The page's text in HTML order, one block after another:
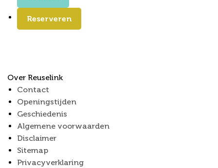
Reserveren
Over Reuselink
Contact
Openingstijden
Geschiedenis
Algemene voorwaarden
Disclaimer
Sitemap
Privacyverklaring